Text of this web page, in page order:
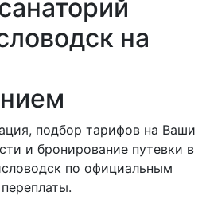
на
подбор тарифов на Ваши
и бронирование путевки в
по официальным